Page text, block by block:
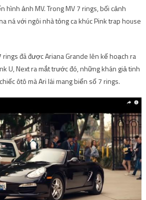
hình ảnh MV. Trong MV 7 rings, bối cảnh
ná với ngôi nhà tỏng ca khúc Pink trap house
đã được Ariana Grande lên kế hoạch ra
U, Next ra mắt trước đó, những khán giả tinh
ôtô mà Ari lái mang biển số 7 rings.